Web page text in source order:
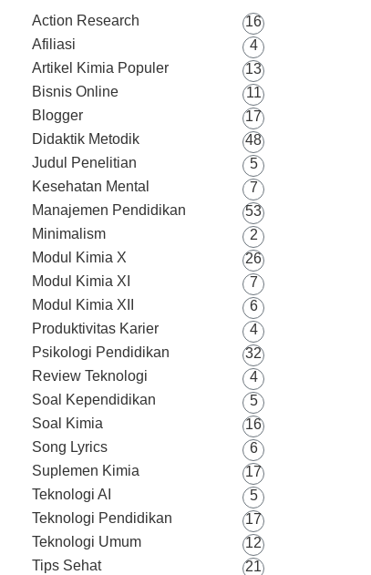
Action Research
16
Afiliasi
4
Artikel Kimia Populer
13
Bisnis Online
11
Blogger
17
Didaktik Metodik
48
Judul Penelitian
5
Kesehatan Mental
7
Manajemen Pendidikan
53
Minimalism
2
Modul Kimia X
26
Modul Kimia XI
7
Modul Kimia XII
6
Produktivitas Karier
4
Psikologi Pendidikan
32
Review Teknologi
4
Soal Kependidikan
5
Soal Kimia
16
Song Lyrics
6
Suplemen Kimia
17
Teknologi AI
5
Teknologi Pendidikan
17
Teknologi Umum
12
Tips Sehat
21